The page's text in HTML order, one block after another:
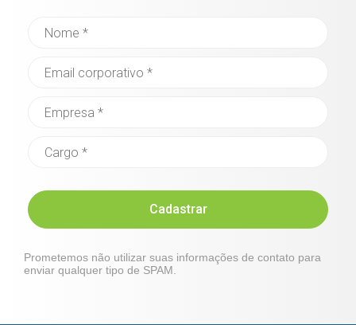
Cadastrar
Prometemos não utilizar suas informações de contato para
enviar qualquer tipo de SPAM.